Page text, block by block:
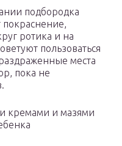
подбородка
ротика и на
пользоваться
места
пока не
кремами и мазями